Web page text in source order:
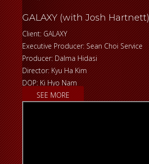
GALAXY (with Josh Hartnett)
Client: GALAXY
Executive Producer: Sean Choi Service
Producer: Dalma Hidasi
Director: Kyu Ha Kim
DOP: Ki Hyo Nam
SEE MORE